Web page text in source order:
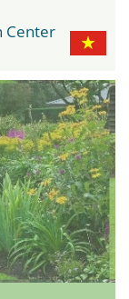
Center